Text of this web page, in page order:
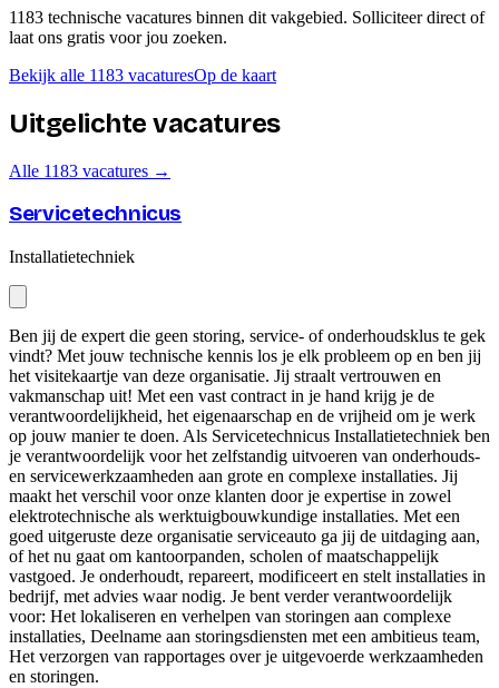
1183 technische vacatures binnen dit vakgebied. Solliciteer direct of
laat ons gratis voor jou zoeken.
Bekijk alle 1183 vacaturesOp de kaart
Uitgelichte vacatures
Alle 1183 vacatures →
Servicetechnicus
Installatietechniek
Ben jij de expert die geen storing, service- of onderhoudsklus te gek
vindt? Met jouw technische kennis los je elk probleem op en ben jij
het visitekaartje van deze organisatie. Jij straalt vertrouwen en
vakmanschap uit! Met een vast contract in je hand krijg je de
verantwoordelijkheid, het eigenaarschap en de vrijheid om je werk
op jouw manier te doen. Als Servicetechnicus Installatietechniek ben
je verantwoordelijk voor het zelfstandig uitvoeren van onderhouds-
en servicewerkzaamheden aan grote en complexe installaties. Jij
maakt het verschil voor onze klanten door je expertise in zowel
elektrotechnische als werktuigbouwkundige installaties. Met een
goed uitgeruste deze organisatie serviceauto ga jij de uitdaging aan,
of het nu gaat om kantoorpanden, scholen of maatschappelijk
vastgoed. Je onderhoudt, repareert, modificeert en stelt installaties in
bedrijf, met advies waar nodig. Je bent verder verantwoordelijk
voor: Het lokaliseren en verhelpen van storingen aan complexe
installaties, Deelname aan storingsdiensten met een ambitieus team,
Het verzorgen van rapportages over je uitgevoerde werkzaamheden
en storingen.